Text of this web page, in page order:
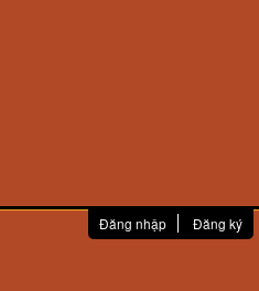
Đăng nhập Đăng ký